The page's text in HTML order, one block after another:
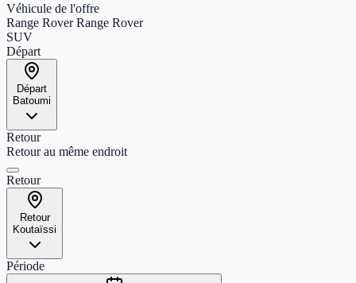
Véhicule de l'offre
Range Rover Range Rover
SUV
Départ
Départ
Batoumi
Retour
Retour au même endroit
Retour
Retour
Koutaïssi
Période